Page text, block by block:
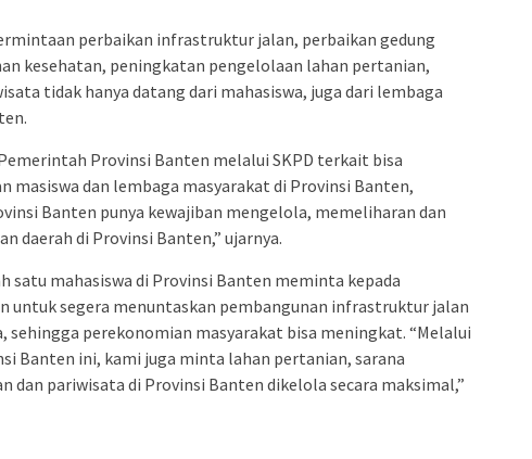
perbaikan infrastruktur jalan, perbaikan gedung
kesehatan, peningkatan pengelolaan lahan pertanian,
tidak hanya datang dari mahasiswa, juga dari lembaga
Provinsi Banten melalui SKPD terkait bisa
dan lembaga masyarakat di Provinsi Banten,
Banten punya kewajiban mengelola, memeliharan dan
daerah di Provinsi Banten,” ujarnya.
satu mahasiswa di Provinsi Banten meminta kepada
untuk segera menuntaskan pembangunan infrastruktur jalan
sehingga perekonomian masyarakat bisa meningkat. “Melalui
Banten ini, kami juga minta lahan pertanian, sarana
dan pariwisata di Provinsi Banten dikelola secara maksimal,”